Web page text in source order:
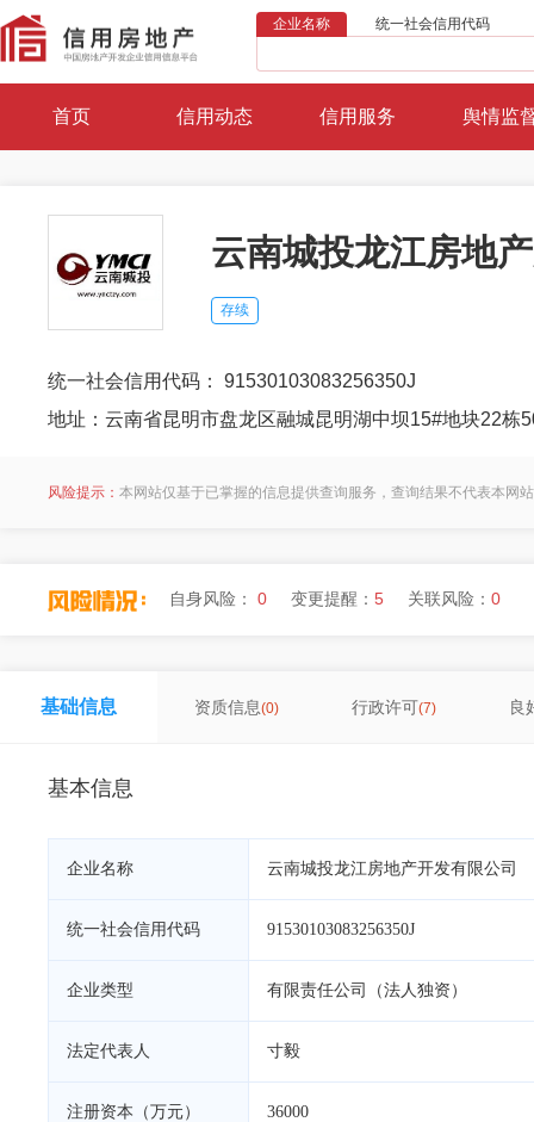
企业名称 统一社会信用代码
首页 信用动态 信用服务 舆情监
云南城投龙江房地
存续
统一社会信用代码： 91530103083256350J
地址：云南省昆明市盘龙区融城昆明湖中坝15#地块22栋
风险提示： 本网站仅基于已掌握的信息提供查询服务，查询结果不代表本网
自身风险： 0 变更提醒： 5 关联风险： 0
基础信息 资质信息(0) 行政许可(7) 良
基本信息
企业名称 云南城投龙江房地产开发有限公司
统一社会信用代码 91530103083256350J
企业类型 有限责任公司（法人独资）
法定代表人 寸毅
注册资本（万元） 36000